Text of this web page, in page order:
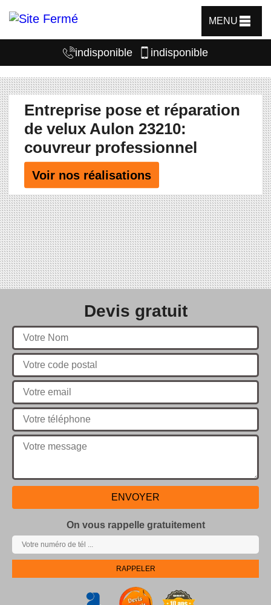
MENU
indisponible indisponible
Entreprise pose et réparation
de velux Aulon 23210:
couvreur professionnel
Voir nos réalisations
Devis gratuit
On vous rappelle gratuitement